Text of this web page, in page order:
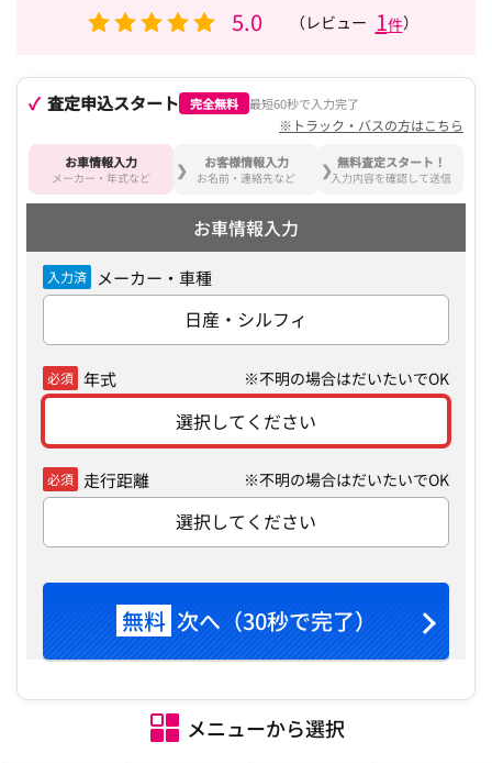
5.0 （レビュー 1件）
査定申込スタート 完全無料 最短60秒で入力完了
※トラック・バスの方はこちら
お車情報入力
メーカー・年式など
お客様情報入力
お名前・連絡先など
無料査定スタート！
入力内容を確認して送信
お車情報入力
入力済 メーカー・車種
日産・シルフィ
必須 年式 ※不明の場合はだいたいでOK
選択してください
必須 走行距離 ※不明の場合はだいたいでOK
選択してください
無料 次へ（30秒で完了）
メニューから選択